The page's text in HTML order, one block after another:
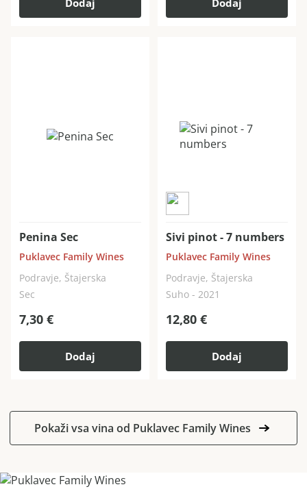
Dodaj Dodaj
Penina Sec
Puklavec Family Wines
Podravje, Štajerska
Sec
7,30 €
Dodaj
Sivi pinot - 7 numbers
Puklavec Family Wines
Podravje, Štajerska
Suho - 2021
12,80 €
Dodaj
Pokaži vsa vina od Puklavec Family Wines